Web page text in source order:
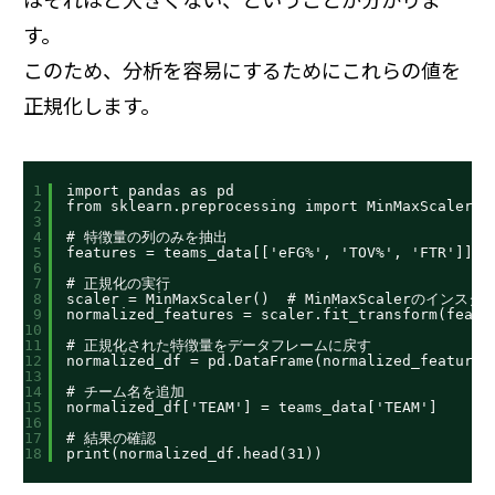
す。
このため、分析を容易にするためにこれらの値を
正規化します。
1
2
3
4
5
6
7
8
9
10
11
12
13
14
15
16
17
18
import pandas as pd
from sklearn.preprocessing import MinMaxScaler
# 特徴量の列のみを抽出
features = teams_data[['eFG%', 'TOV%', 'FTR']]
# 正規化の実行
scaler = MinMaxScaler()  # MinMaxScalerのインスタン
normalized_features =
# 正規化された特徴量をデータフレームに戻す
normalized_df =
# チーム名を追加
normalized_df['TEAM'] = teams_data['TEAM']
# 結果の確認
print(normalized_df.head(31))